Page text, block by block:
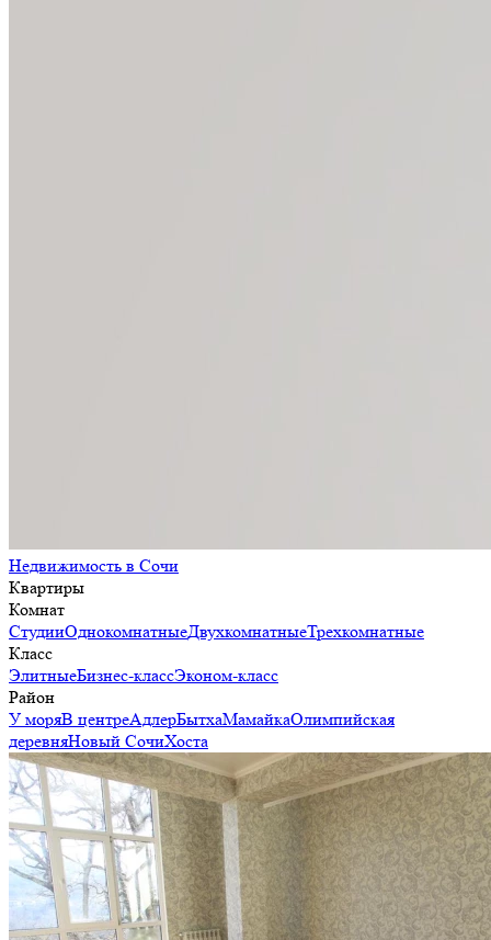
Недвижимость в Сочи
Квартиры
Комнат
СтудииОднокомнатныеДвухкомнатныеТрехкомнатные
Класс
ЭлитныеБизнес-классЭконом-класс
Район
У моряВ центреАдлерБытхаМамайкаОлимпийская
деревняНовый СочиХоста